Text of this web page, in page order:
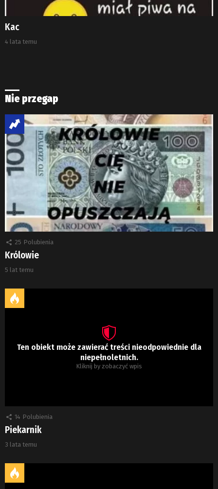
Kac
4 lata temu
Nie przegap
25 Polubienia
Królowie
5 lat temu
Ten obiekt może zawierać treści nieodpowiednie dla
niepełnoletnich.
Kliknij by zobaczyć wpis
14 Polubienia
Piekarnik
3 lata temu